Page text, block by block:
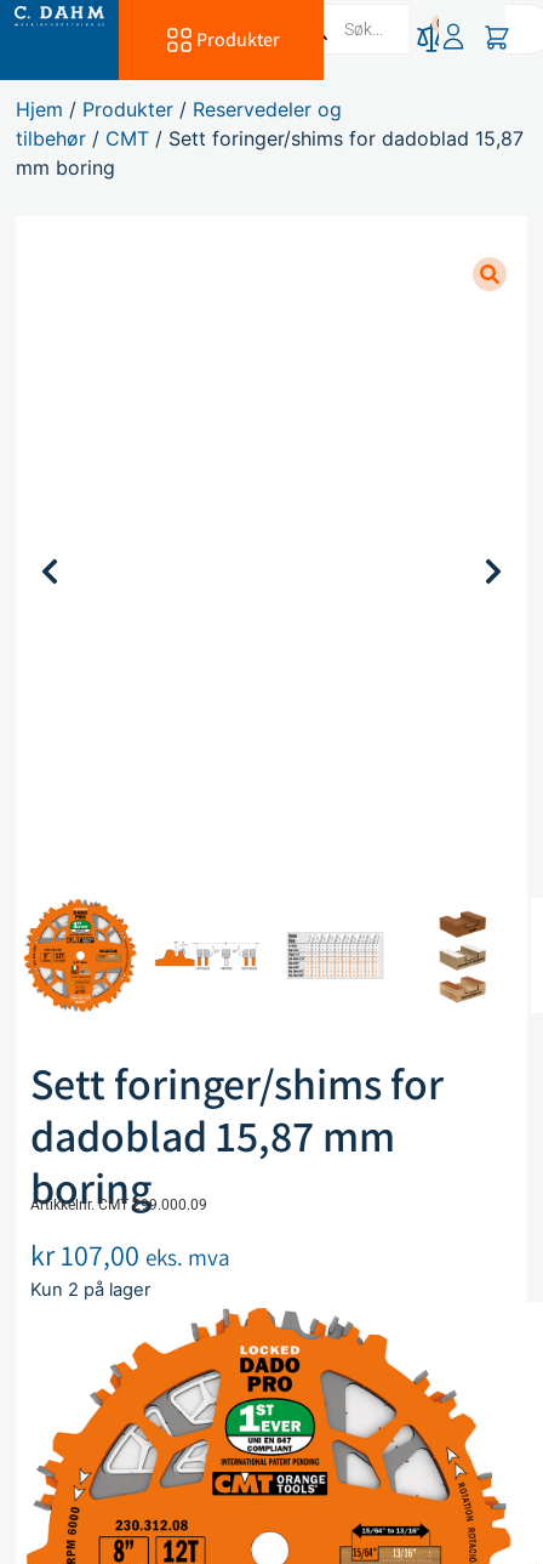
Produkter
0
Hjem / Produkter / Reservedeler og
tilbehør / CMT / Sett foringer/shims for dadoblad 15,87
mm boring
Sett foringer/shims for
dadoblad 15,87 mm
boring
Artikkelnr. CMT 299.000.09
kr107,00 eks. mva
Kun 2 på lager
Legg i handlekurv
Sammenlign
Legg i ønskeliste
Beskrivelse